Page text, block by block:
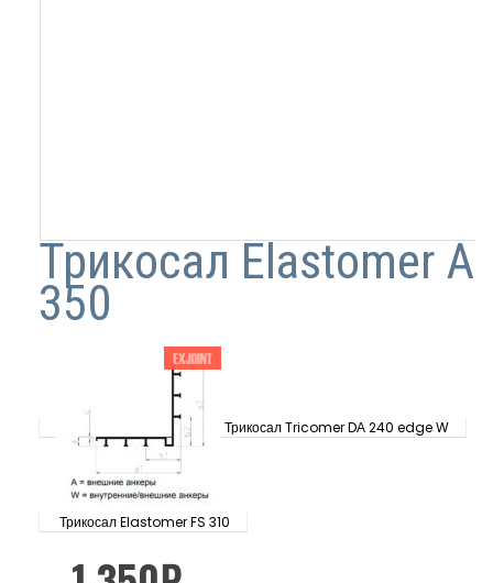
Трикосал Elastomer А
350
Трикосал Tricomer DА 240 edge W
Трикосал Elastomer FS 310